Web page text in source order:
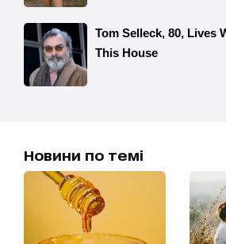
Новини по темі